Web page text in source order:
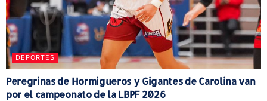
DEPORTES
Peregrinas de Hormigueros y Gigantes de Carolina van
por el campeonato de la LBPF 2026